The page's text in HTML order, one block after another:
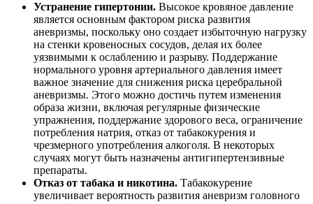
Устранение гипертонии. Высокое кровяное давление
является основным фактором риска развития
аневризмы, поскольку оно создает избыточную нагрузку
на стенки кровеносных сосудов, делая их более
уязвимыми к ослаблению и разрыву. Поддержание
нормального уровня артериального давления имеет
важное значение для снижения риска церебральной
аневризмы. Этого можно достичь путем изменения
образа жизни, включая регулярные физические
упражнения, поддержание здорового веса, ограничение
потребления натрия, отказ от табакокурения и
чрезмерного употребления алкоголя. В некоторых
случаях могут быть назначены антигипертензивные
препараты.
Отказ от табака и никотина. Табакокурение
увеличивает вероятность развития аневризм головного